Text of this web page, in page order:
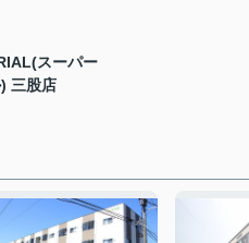
スーパー
三股店